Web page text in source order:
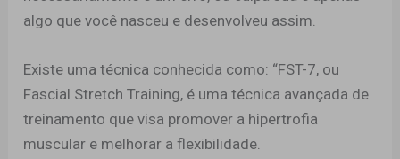
algo que você nasceu e desenvolveu assim.
Existe uma técnica conhecida como: “FST-7, ou
Fascial Stretch Training, é uma técnica avançada de
treinamento que visa promover a hipertrofia
muscular e melhorar a flexibilidade.